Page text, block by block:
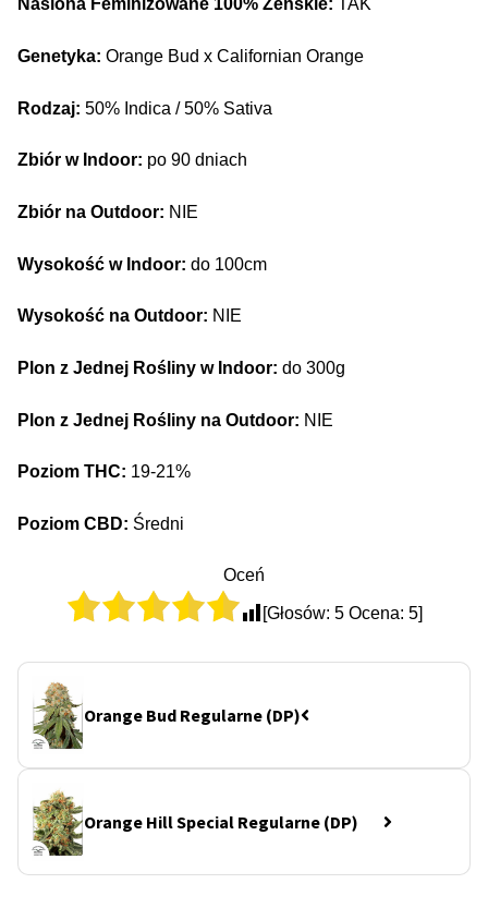
Nasiona Feminizowane 100% Żeńskie: TAK
Genetyka: Orange Bud x Californian Orange
Rodzaj: 50% Indica / 50% Sativa
Zbiór w Indoor: po 90 dniach
Zbiór na Outdoor: NIE
Wysokość w Indoor: do 100cm
Wysokość na Outdoor: NIE
Plon z Jednej Rośliny w Indoor: do 300g
Plon z Jednej Rośliny na Outdoor: NIE
Poziom THC: 19-21%
Poziom CBD: Średni
Oceń
[Głosów: 5Ocena: 5]
Orange Bud Regularne (DP)
Orange Hill Special Regularne (DP)